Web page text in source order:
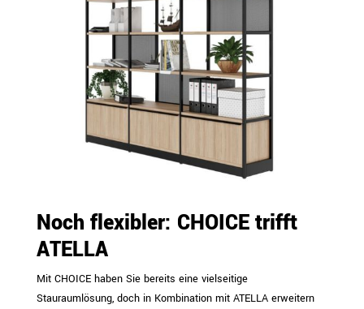
Noch flexibler: CHOICE trifft
ATELLA
Mit CHOICE haben Sie bereits eine vielseitige
Stauraumlösung, doch in Kombination mit ATELLA erweitern